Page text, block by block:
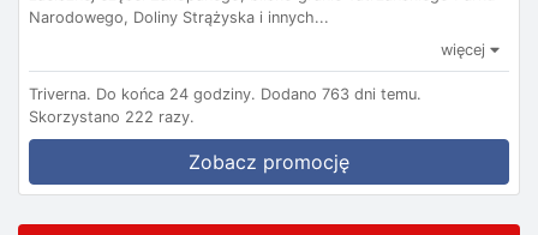
Narodowego, Doliny Strążyska i innych...
więcej
Triverna. Do końca 24 godziny. Dodano 763 dni temu.
Skorzystano 222 razy.
Zobacz promocję